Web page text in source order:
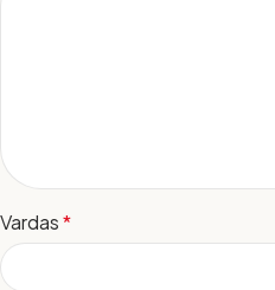
Vardas*